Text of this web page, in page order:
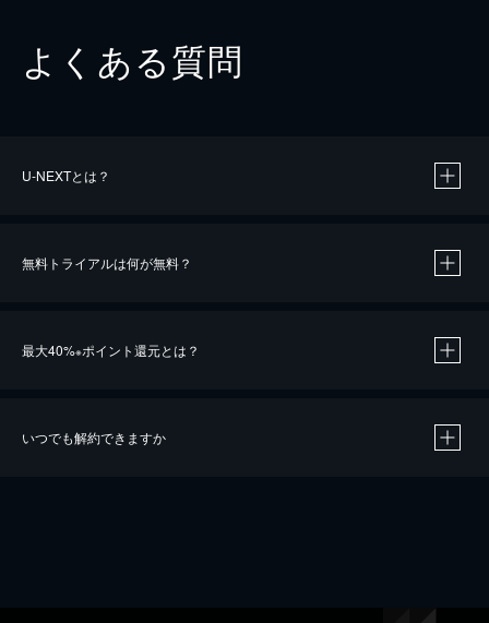
よくある質問
U-NEXTとは？
無料トライアルは何が無料？
最大40%※ポイント還元とは？
いつでも解約できますか